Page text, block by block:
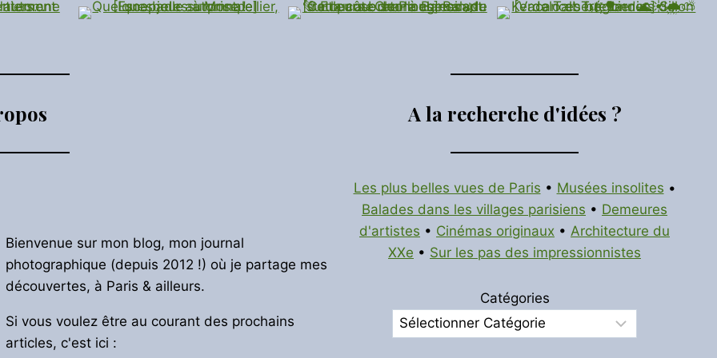
Bienvenue sur mon blog, mon journal
photographique (depuis 2012 !) où je partage mes
découvertes, à Paris & ailleurs.
Si vous voulez être au courant des prochains
articles, c'est ici :
A la recherche d'idées ?
Les plus belles vues de Paris • Musées insolites •
Balades dans les villages parisiens • Demeures
d'artistes • Cinémas originaux • Architecture du
XXe • Sur les pas des impressionnistes
Catégories